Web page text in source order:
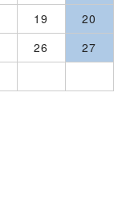
19
20
26
27